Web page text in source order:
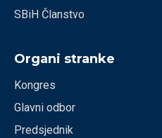
SBiH Članstvo
Organi stranke
Kongres
Glavni odbor
Predsjednik